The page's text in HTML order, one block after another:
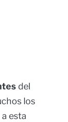
del
los
esta